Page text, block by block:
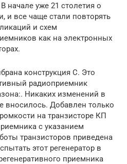
начале уже 21 столетия о
и все чаще стали повторять
и схем
как на электронных
конструкция С. Это
радиоприемник
Никаких изменений в
вносилось. Добавлен только
на транзисторе КП
с указанием
транзисторов приведена
этот регенератор в
приемника